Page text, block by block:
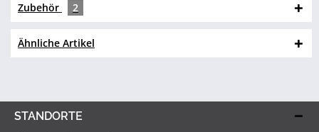
Zubehör 2
Ähnliche Artikel
STANDORTE